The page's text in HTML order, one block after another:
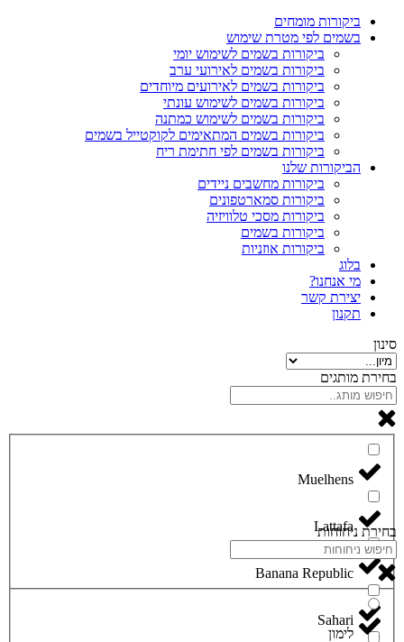
ביקורות מומחים
בשמים לפי מטרת שימוש
ביקורות בשמים לשימוש יומי
ביקורות בשמים לאירועי ערב
ביקורות בשמים לאירועים מיוחדים
ביקורות בשמים לשימוש עונתי
ביקורות בשמים לשימוש כמתנה
ביקורות בשמים המתאימים לקוקטייל בשמים
ביקורות בשמים לפי חתימת ריח
הביקורות שלנו
ביקורות מחשבים ניידים
ביקורות סמארטפונים
ביקורות מסכי טלוויזיה
ביקורות בשמים
ביקורות אוזניות
בלוג
מי אנחנו?
יצירת קשר
תקנון
סינון
בחירת מותגים
Lattafa
Banana Republic
Sahari
בחירת ניחוחות
לימון